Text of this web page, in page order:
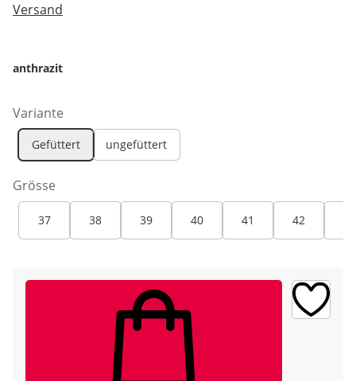
Versand
anthrazit
Variante
Gefüttert ungefüttert
Grösse
37 38 39 40 41 42